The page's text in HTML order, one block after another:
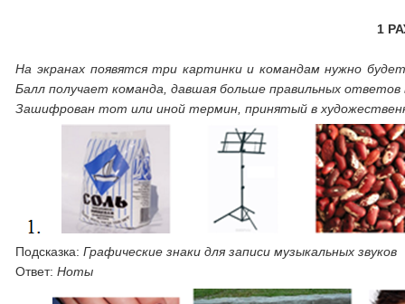
1
На экранах появятся три картинки и командам нужно
Балл получает команда, давшая больше правильных ответов
Зашифрован тот или иной термин, принятый в
Подсказка:Графические знаки для записи музыкальных звуков
Ответ:Ноты